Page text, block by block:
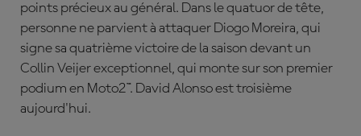
points précieux au général. Dans le quatuor de tête,
personne ne parvient à attaquer Diogo Moreira, qui
signe sa quatrième victoire de la saison devant un
Collin Veijer exceptionnel, qui monte sur son premier
podium en Moto2™. David Alonso est troisième
aujourd'hui.